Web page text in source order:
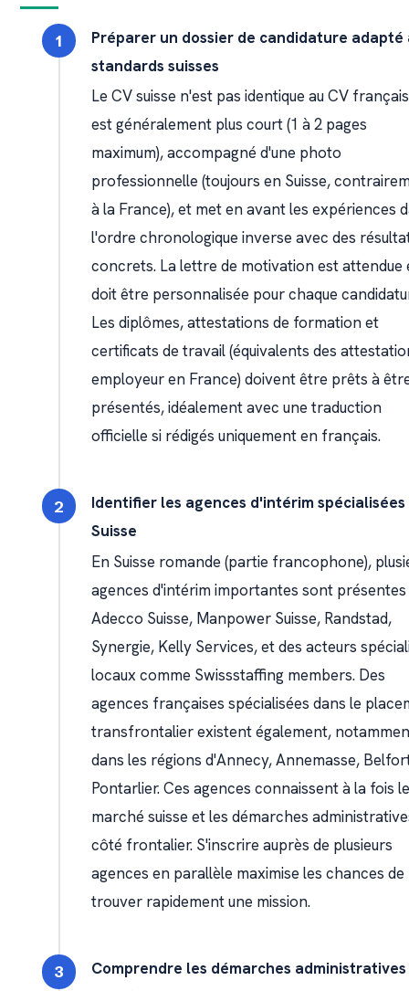
Préparer un dossier de candidature adapté
standards suisses
Le CV suisse n'est pas identique au CV
est généralement plus court (1 à 2 pages
maximum), accompagné d'une photo
professionnelle (toujours en Suisse,
à la France), et met en avant les expériences
l'ordre chronologique inverse avec des
concrets. La lettre de motivation est attendue
doit être personnalisée pour chaque
Les diplômes, attestations de formation et
certificats de travail (équivalents des
employeur en France) doivent être prêts à
présentés, idéalement avec une traduction
officielle si rédigés uniquement en français.
Identifier les agences d'intérim spécialisées
Suisse
En Suisse romande (partie francophone),
agences d'intérim importantes sont présentes
Adecco Suisse, Manpower Suisse, Randstad,
Synergie, Kelly Services, et des acteurs
locaux comme Swissstaffing members. Des
agences françaises spécialisées dans le
transfrontalier existent également,
dans les régions d'Annecy, Annemasse,
Pontarlier. Ces agences connaissent à la fois le
marché suisse et les démarches
côté frontalier. S'inscrire auprès de plusieurs
agences en parallèle maximise les chances de
trouver rapidement une mission.
Comprendre les démarches administratives